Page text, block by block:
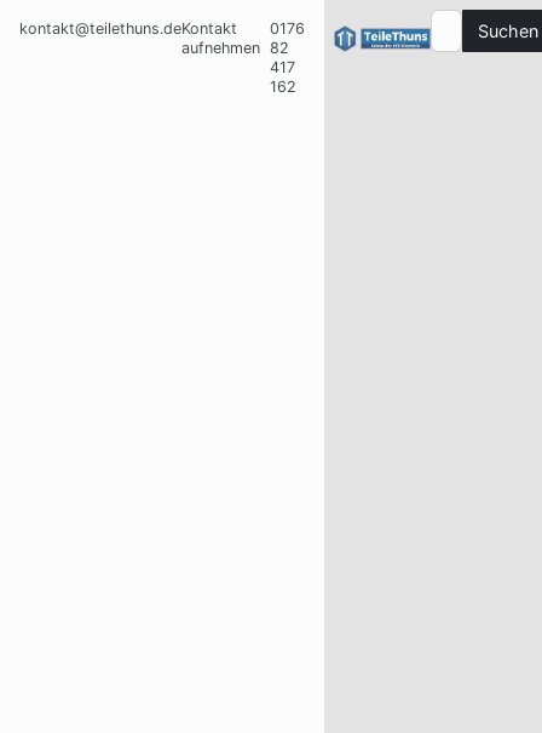
kontakt@teilethuns.deKontakt
aufnehmen
0176
82
417
162
Suchen